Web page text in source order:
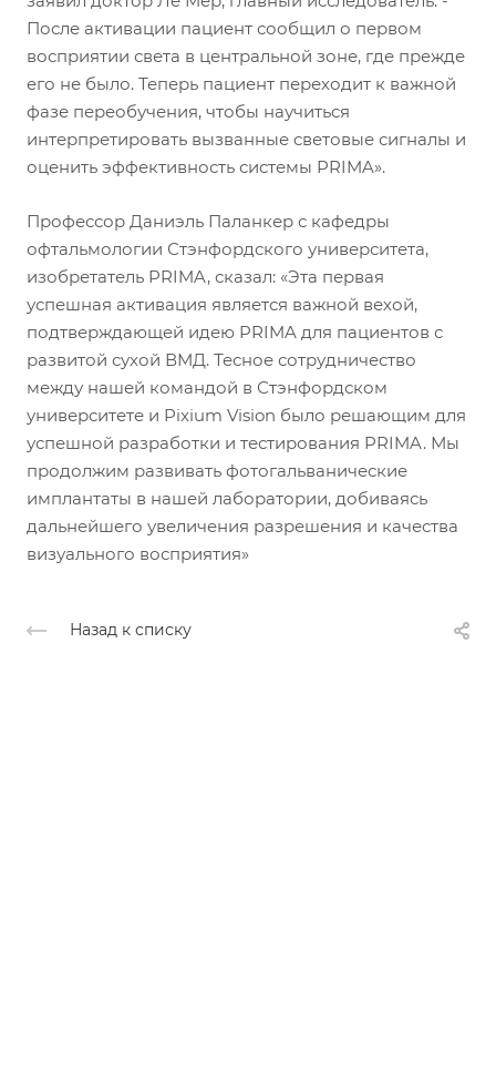
После активации пациент сообщил о первом
восприятии света в центральной зоне, где прежде
его не было. Теперь пациент переходит к важной
фазе переобучения, чтобы научиться
интерпретировать вызванные световые сигналы и
оценить эффективность системы PRIMA».
Профессор Даниэль Паланкер с кафедры
офтальмологии Стэнфордского университета,
изобретатель PRIMA, сказал: «Эта первая
успешная активация является важной вехой,
подтверждающей идею PRIMA для пациентов с
развитой сухой ВМД. Тесное сотрудничество
между нашей командой в Стэнфордском
университете и Pixium Vision было решающим для
успешной разработки и тестирования PRIMA. Мы
продолжим развивать фотогальванические
имплантаты в нашей лаборатории, добиваясь
дальнейшего увеличения разрешения и качества
визуального восприятия»
Назад к списку